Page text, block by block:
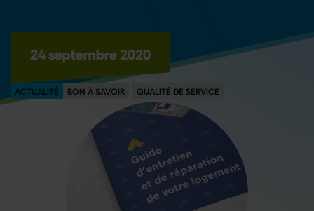
24 septembre 2020
ACTUALITÉ BON À SAVOIR QUALITÉ DE SERVICE